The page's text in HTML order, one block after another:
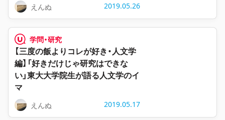
えんぬ 2019.05.26
学問・研究
【三度の飯よりコレが好き・人文学
編】「好きだけじゃ研究はできな
い」東大大学院生が語る人文学のイ
マ
えんぬ 2019.05.17